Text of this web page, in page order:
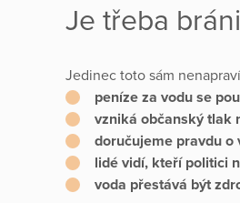
Je třeba
Jedinec toto sám
peníze za vodu se
vzniká občanský tlak
doručujeme pravdu o
lidé vidí, kteří politici
voda přestává být